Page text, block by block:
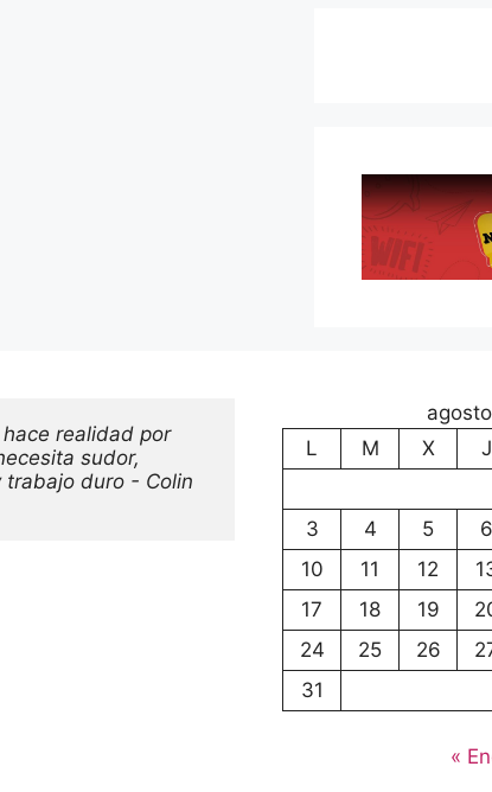
realidad por
sudor,
duro - Colin
L
M X J
3
4 5 6
10
11 12
17
18 19
24
25 26
31
«